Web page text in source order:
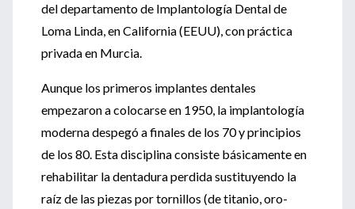
del departamento de Implantología Dental de
Loma Linda, en California (EEUU), con práctica
privada en Murcia.
Aunque los primeros implantes dentales
empezaron a colocarse en 1950, la implantología
moderna despegó a finales de los 70 y principios
de los 80. Esta disciplina consiste básicamente en
rehabilitar la dentadura perdida sustituyendo la
raíz de las piezas por tornillos (de titanio, oro-